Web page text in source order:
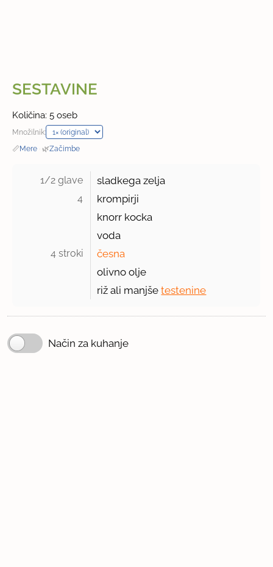
SESTAVINE
Količina: 5 oseb
Množilnik:
📏Mere · 🌿Začimbe
1/2 glave sladkega zelja
4
krompirji
knorr kocka
voda
4 stroki
česna
olivno olje
riž ali manjšetestenine
Način za kuhanje